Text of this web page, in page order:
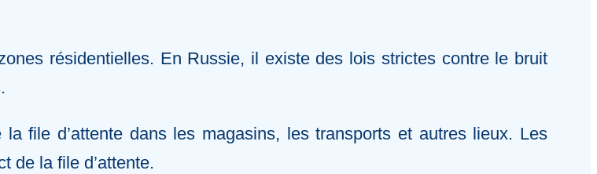
résidentielles. En Russie, il existe des lois strictes contre le bruit
file d’attente dans les magasins, les transports et autres lieux. Les
de la file d’attente.